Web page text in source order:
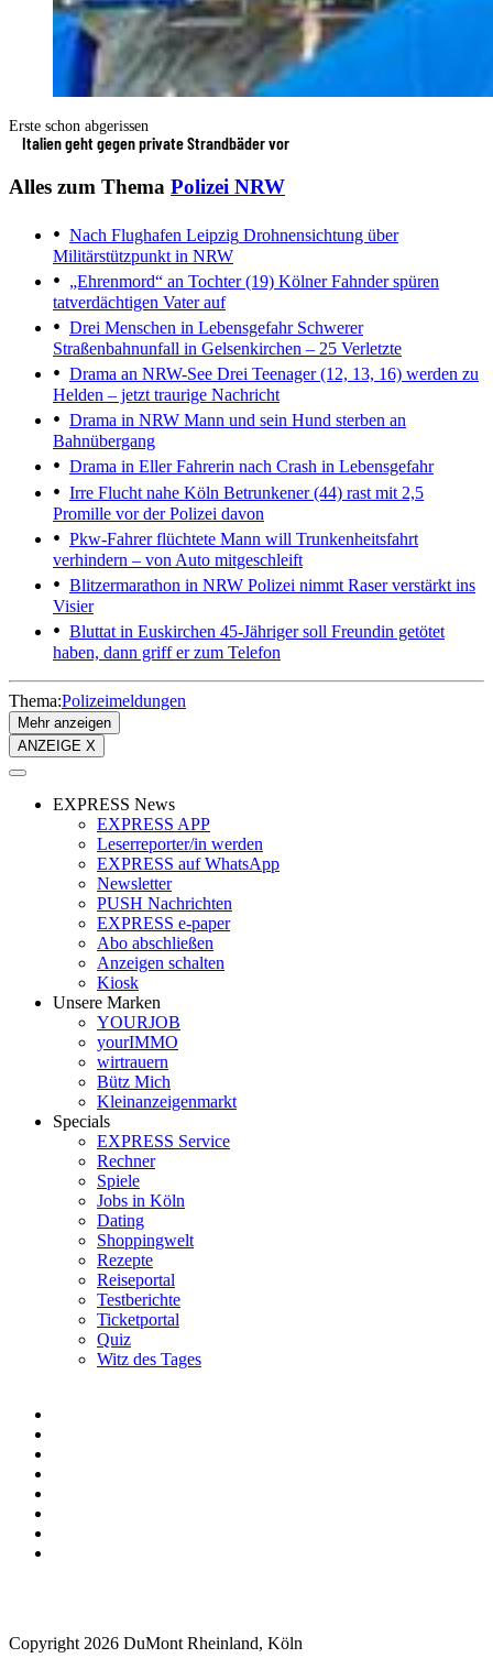
Erste schon abgerissen
Italien geht gegen private Strandbäder vor
Alles zum Thema Polizei NRW
Nach Flughafen Leipzig Drohnensichtung über
Militärstützpunkt in NRW
„Ehrenmord“ an Tochter (19) Kölner Fahnder spüren
tatverdächtigen Vater auf
Drei Menschen in LebensgefahrSchwerer
Straßenbahnunfall in Gelsenkirchen – 25 Verletzte
Drama an NRW-See Drei Teenager (12, 13, 16) werden zu
Helden – jetzt traurige Nachricht
Drama in NRW Mann und sein Hund sterben an
Bahnübergang
Drama in EllerFahrerin nach Crash in Lebensgefahr
Irre Flucht nahe Köln Betrunkener (44) rast mit 2,5
Promille vor der Polizei davon
Pkw-Fahrer flüchtete Mann will Trunkenheitsfahrt
verhindern – von Auto mitgeschleift
Blitzermarathon in NRW Polizei nimmt Raser verstärkt ins
Visier
Bluttat in Euskirchen 45-Jähriger soll Freundin getötet
haben, dann griff er zum Telefon
Thema:Polizeimeldungen
Mehr anzeigen
ANZEIGE X
EXPRESS News
EXPRESS APP
Leserreporter/in werden
EXPRESS auf WhatsApp
Newsletter
PUSH Nachrichten
EXPRESS e-paper
Abo abschließen
Anzeigen schalten
Kiosk
Unsere Marken
YOURJOB
yourIMMO
wirtrauern
Bütz Mich
Kleinanzeigenmarkt
Specials
EXPRESS Service
Rechner
Spiele
Jobs in Köln
Dating
Shoppingwelt
Rezepte
Reiseportal
Testberichte
Ticketportal
Quiz
Witz des Tages
Copyright 2026 DuMont Rheinland, Köln